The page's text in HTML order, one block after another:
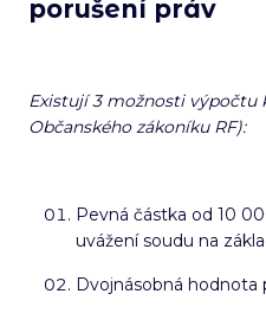
porušení práv
Existují 3 možnosti výpočtu
Občanského zákoníku RF):
Pevná částka od 10
uvážení soudu na
Dvojnásobná hodnota